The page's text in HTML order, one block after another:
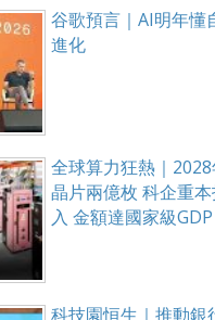
谷歌預言｜AI明年懂
進化
全球算力狂熱｜
晶片兩億枚 科企重本
入 金額達國家級GDP
科技園恒生｜推動銀